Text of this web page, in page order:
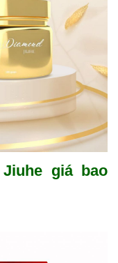
giá bao